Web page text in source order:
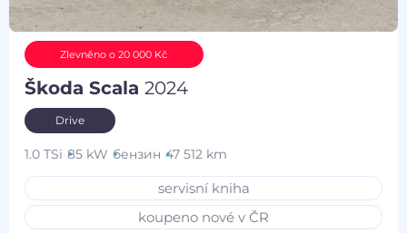
Zlevněno o 20 000 Kč
Škoda Scala2024
Drive
1.0 TSi 85 kW бензин 47 512 km
servisní kniha
koupeno nové v ČR